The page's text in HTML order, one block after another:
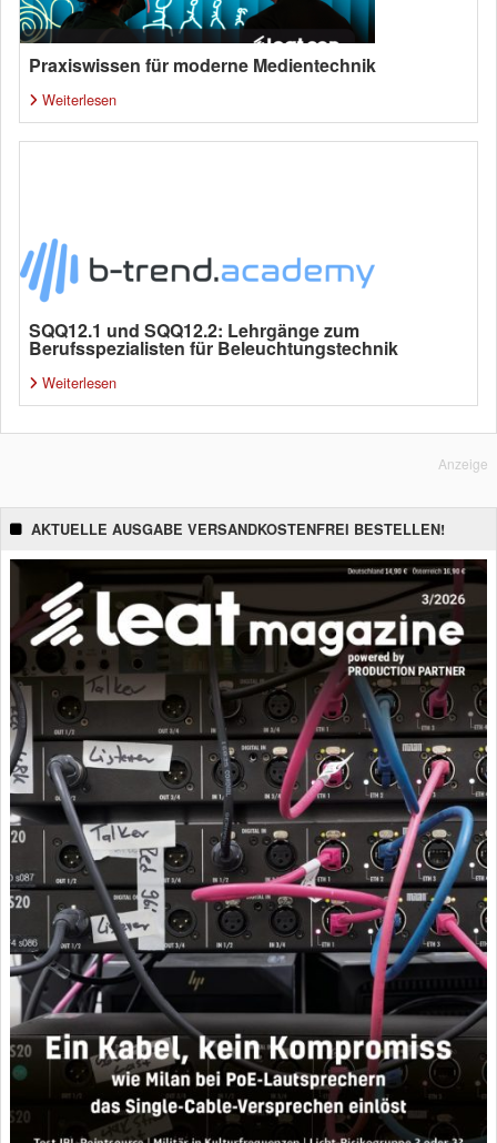
Praxiswissen für moderne Medientechnik
Weiterlesen
SQQ12.1 und SQQ12.2: Lehrgänge zum
Berufsspezialisten für Beleuchtungstechnik
Weiterlesen
Anzeige
AKTUELLE AUSGABE VERSANDKOSTENFREI BESTELLEN!